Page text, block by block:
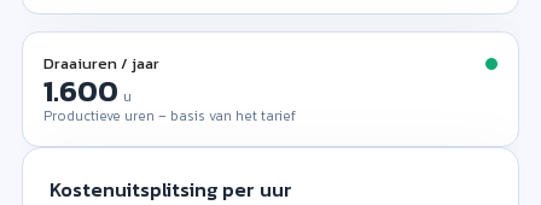
Draaiuren / jaar
u
Productieve uren – basis van het tarief
Kostenuitsplitsing per uur